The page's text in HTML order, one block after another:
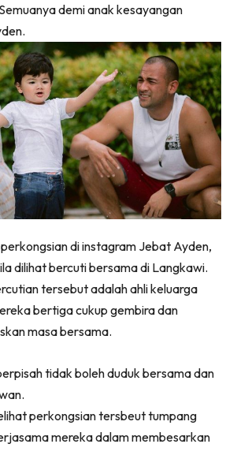
demi anak kesayangan
di instagram Jebat Ayden,
dilihat bercuti bersama di Langkawi.
tersebut adalah ahli keluarga
bertiga cukup gembira dan
masa bersama.
tidak boleh duduk bersama dan
perkongsian tersbeut tumpang
mereka dalam membesarkan